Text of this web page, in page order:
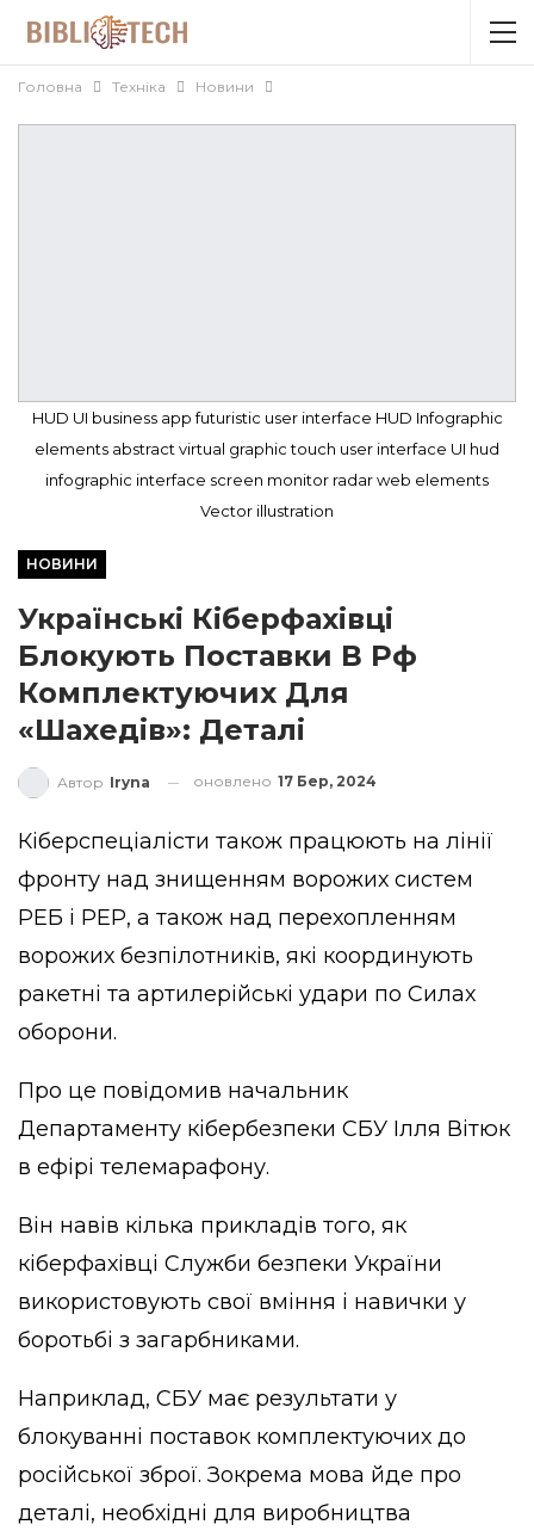
Головна Техніка Новини
HUD UI business app futuristic user interface HUD Infographic
elements abstract virtual graphic touch user interface UI hud
infographic interface screen monitor radar web elements
Vector illustration
НОВИНИ
Українські Кіберфахівці
Блокують Поставки В Рф
Комплектуючих Для
«Шахедів»: Деталі
Автор Iryna оновлено 17 Бер, 2024
Кіберспеціалісти також працюють на лінії
фронту над знищенням ворожих систем
РЕБ і РЕР, а також над перехопленням
ворожих безпілотників, які координують
ракетні та артилерійські удари по Силах
оборони.
Про це повідомив начальник
Департаменту кібербезпеки СБУ Ілля Вітюк
в ефірі телемарафону.
Він навів кілька прикладів того, як
кіберфахівці Служби безпеки України
використовують свої вміння і навички у
боротьбі з загарбниками.
Наприклад, СБУ має результати у
блокуванні поставок комплектуючих до
російської зброї. Зокрема мова йде про
деталі, необхідні для виробництва